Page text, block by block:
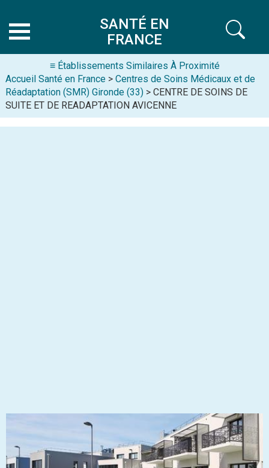
SANTÉ EN
FRANCE
≡ Établissements Similaires À Proximité
Accueil Santé en France > Centres de Soins Médicaux et de
Réadaptation (SMR) Gironde (33) > CENTRE DE SOINS DE
SUITE ET DE READAPTATION AVICENNE